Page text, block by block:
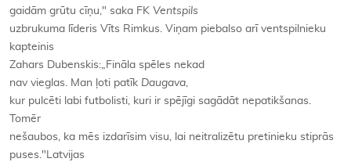
gaidām grūtu cīņu," saka FK Ventspils
uzbrukuma līderis Vīts Rimkus. Viņam piebalso arī ventspilnieku
kapteinis
Zahars Dubenskis:„Fināla spēles nekad
nav vieglas. Man ļoti patīk Daugava,
kur pulcēti labi futbolisti, kuri ir spējīgi sagādāt nepatikšanas.
Tomēr
nešaubos, ka mēs izdarīsim visu, lai neitralizētu pretinieku stiprās
puses."Latvijas